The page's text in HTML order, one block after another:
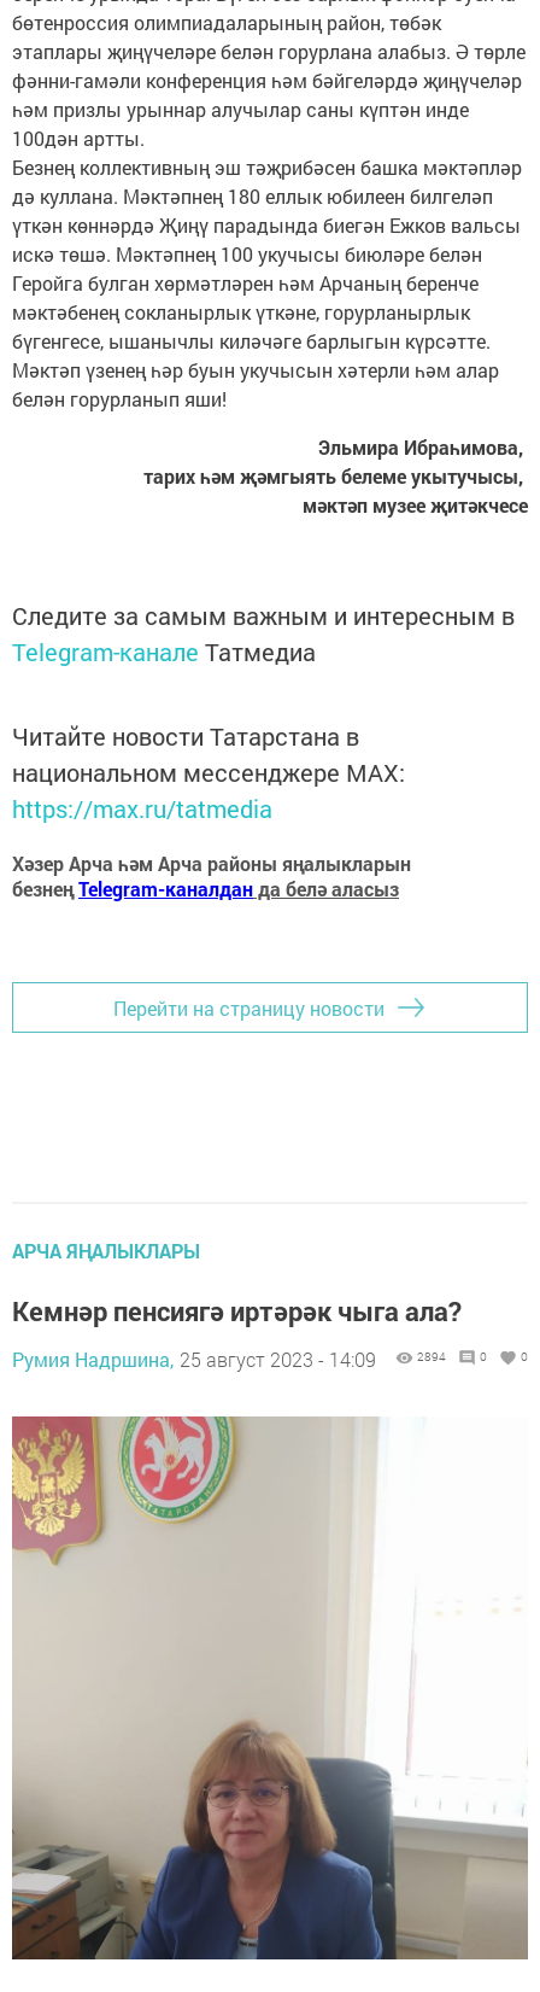
бөтенроссия олимпиадаларының район, төбәк
этаплары җиңүчеләре белән горурлана алабыз. Ә төрле
фәнни-гамәли конференция һәм бәйгеләрдә җиңүчеләр
һәм призлы урыннар алучылар саны күптән инде
100дән артты.
Безнең коллективның эш тәҗрибәсен башка мәктәпләр
дә куллана. Мәктәпнең 180 еллык юбилеен билгеләп
үткән көннәрдә Җиңү парадында биегән Ежков вальсы
искә төшә. Мәктәпнең 100 укучысы биюләре белән
Геройга булган хөрмәтләрен һәм Арчаның беренче
мәктәбенең сокланырлык үткәне, горурланырлык
бүгенгесе, ышанычлы киләчәге барлыгын күрсәтте.
Мәктәп үзенең һәр буын укучысын хәтерли һәм алар
белән горурланып яши!
Эльмира Ибраһимова,
тарих һәм җәмгыять белеме укытучысы,
мәктәп музее җитәкчесе
Следите за самым важным и интересным в
Telegram-канале Татмедиа
Читайте новости Татарстана в
национальном мессенджере MАХ:
https://max.ru/tatmedia
Хәзер Арча һәм Арча районы яңалыкларын
безнеңTelegram-каналданда белә аласыз
Перейти на страницу новости
АРЧА ЯҢАЛЫКЛАРЫ
Кемнәр пенсиягә иртәрәк чыга ала?
Румия Надршина, 25 август 2023 - 14:09 2894 0 0